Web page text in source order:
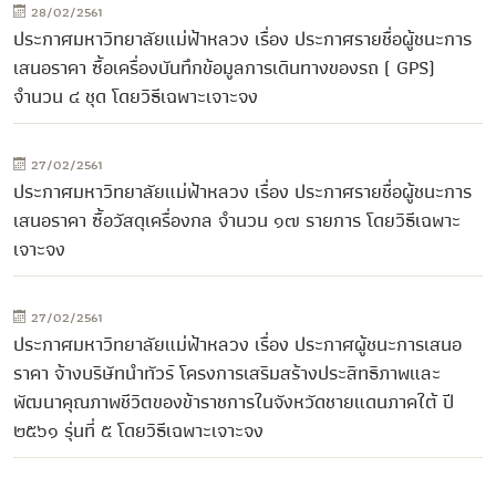
28/02/2561
ประกาศมหาวิทยาลัยแม่ฟ้าหลวง เรื่อง ประกาศรายชื่อผู้ชนะการ
เสนอราคา ซื้อเครื่องบันทึกข้อมูลการเดินทางของรถ ( GPS)
จำนวน ๔ ชุด โดยวิธีเฉพาะเจาะจง
27/02/2561
ประกาศมหาวิทยาลัยแม่ฟ้าหลวง เรื่อง ประกาศรายชื่อผู้ชนะการ
เสนอราคา ซื้อวัสดุเครื่องกล จำนวน ๑๗ รายการ โดยวิธีเฉพาะ
เจาะจง
27/02/2561
ประกาศมหาวิทยาลัยแม่ฟ้าหลวง เรื่อง ประกาศผู้ชนะการเสนอ
ราคา จ้างบริษัทนำทัวร์ โครงการเสริมสร้างประสิทธิภาพและ
พัฒนาคุณภาพชีวิตของข้าราชการในจังหวัดชายแดนภาคใต้ ปี
๒๕๖๑ รุ่นที่ ๕ โดยวิธีเฉพาะเจาะจง